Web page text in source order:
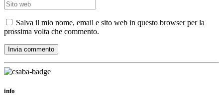
Salva il mio nome, email e sito web in questo browser per la
prossima volta che commento.
info